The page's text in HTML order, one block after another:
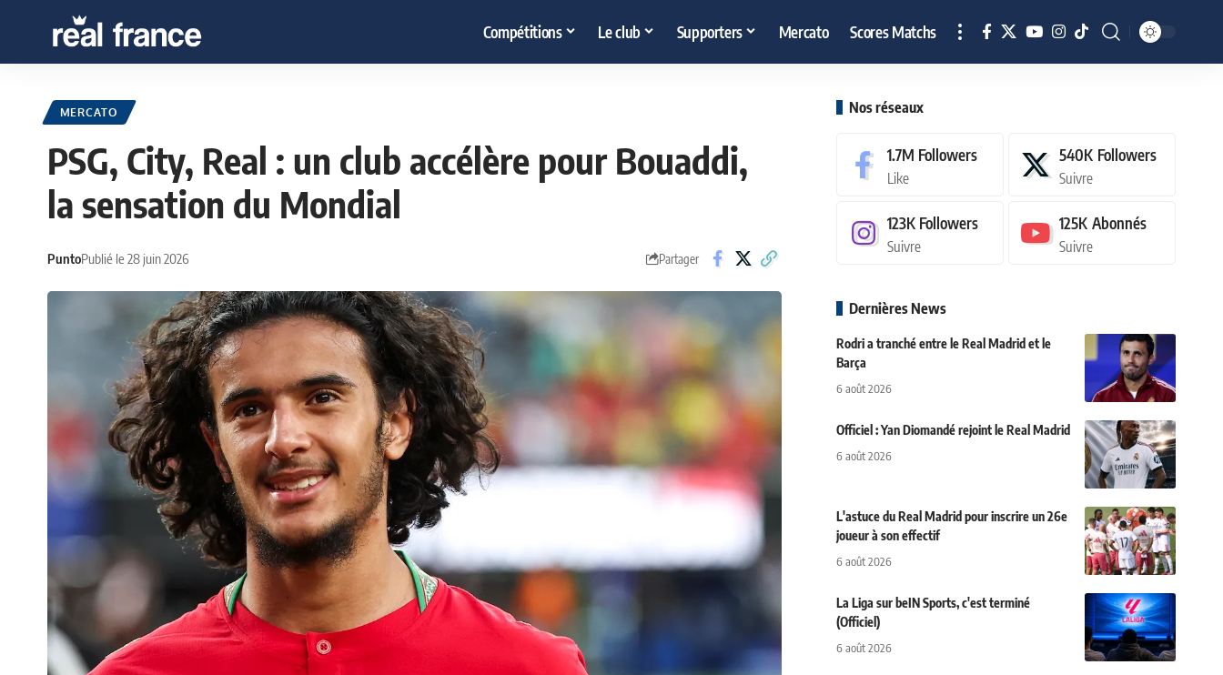
Compétitions Le club Supporters Mercato Scores Matchs
MERCATO
PSG, City, Real : un club accélère pour Bouaddi,
la sensation du Mondial
PuntoPublié le 28 juin 2026 Partager
Nos réseaux
1.7M Followers
Like
540K Followers
Suivre
123K Followers
Suivre
125K Abonnés
Suivre
Dernières News
Rodri a tranché entre le Real Madrid et le
Barça
6 août 2026
Officiel : Yan Diomandé rejoint le Real Madrid
6 août 2026
L'astuce du Real Madrid pour inscrire un 26e
joueur à son effectif
6 août 2026
La Liga sur beIN Sports, c'est terminé
(Officiel)
6 août 2026